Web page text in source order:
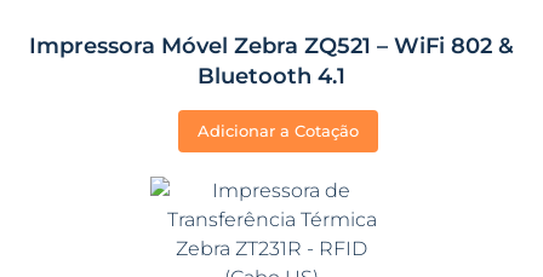
Impressora Móvel Zebra ZQ521 – WiFi 802 &
Bluetooth 4.1
Adicionar a Cotação